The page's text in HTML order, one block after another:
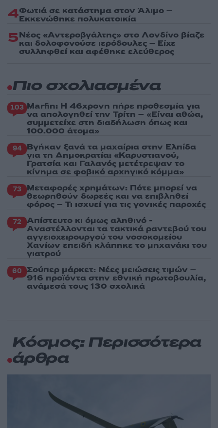
4Φωτιά σε κατάστημα στον Άλιμο –
Εκκενώθηκε πολυκατοικία
5Νέος «Αντεροβγάλτης» στο Λονδίνο βίαζε
και δολοφονούσε ιερόδουλες – Είχε
συλληφθεί και αφέθηκε ελεύθερος
Πιο σχολιασμένα
103 Marfin: Η 46χρονη πήρε προθεσμία για
να απολογηθεί την Τρίτη – «Είναι αθώα,
συμμετείχε στη διαδήλωση όπως και
100.000 άτομα»
94 Βγήκαν ξανά τα μαχαίρια στην Ελπίδα
για τη Δημοκρατία: «Καρυστιανού,
Γρατσία και Γαλανός μετέτρεψαν το
κίνημα σε φοβικό αρχηγικό κόμμα»
73 Μεταφορές χρημάτων: Πότε μπορεί να
θεωρηθούν δωρεές και να επιβληθεί
φόρος – Τι ισχυεί για τις γονικές παροχές
72 Απίστευτο κι όμως αληθινό -
Aναστέλλονται τα τακτικά ραντεβού του
αγγειοχειρουργού του νοσοκομείου
Χανίων επειδή κλάπηκε το μηχανάκι του
γιατρού
60 Σούπερ μάρκετ: Νέες μειώσεις τιμών –
916 προϊόντα στην εθνική πρωτοβουλία,
ανάμεσά τους 130 σχολικά
Κόσμος: Περισσότερα
άρθρα